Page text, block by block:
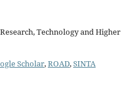
Technology and Higher
Scholar,ROAD,SINTA